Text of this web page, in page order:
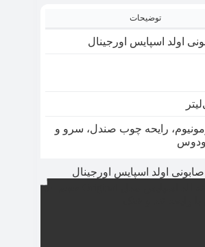
توضیحات
اولد اسپایس اورجینال
رایحه چوب صندل، سرو و
اولد اسپایس اورجینال